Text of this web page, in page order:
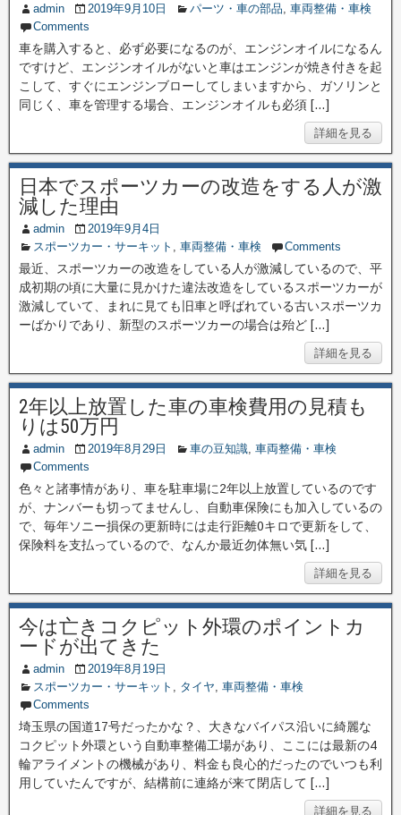
admin 2019年9月10日 パーツ・車の部品, 車両整備・車検
Comments
車を購入すると、必ず必要になるのが、エンジンオイルになるん
ですけど、エンジンオイルがないと車はエンジンが焼き付きを起
こして、すぐにエンジンブローしてしまいますから、ガソリンと
同じく、車を管理する場合、エンジンオイルも必須 […]
詳細を見る
日本でスポーツカーの改造をする人が激
減した理由
admin
2019年9月4日
スポーツカー・サーキット , 車両整備・車検 Comments
最近、スポーツカーの改造をしている人が激減しているので、平
成初期の頃に大量に見かけた違法改造をしているスポーツカーが
激減していて、まれに見ても旧車と呼ばれている古いスポーツカ
ーばかりであり、新型のスポーツカーの場合は殆ど […]
詳細を見る
2年以上放置した車の車検費用の見積も
りは50万円
admin 2019年8月29日 車の豆知識, 車両整備・車検
Comments
色々と諸事情があり、車を駐車場に2年以上放置しているのです
が、ナンバーも切ってませんし、自動車保険にも加入しているの
で、毎年ソニー損保の更新時には走行距離0キロで更新をして、
保険料を支払っているので、なんか最近勿体無い気 […]
詳細を見る
今は亡きコクピット外環のポイントカ
ードが出てきた
admin
2019年8月19日
スポーツカー・サーキット , タイヤ, 車両整備・車検
Comments
埼玉県の国道17号だったかな？、大きなバイパス沿いに綺麗な
コクピット外環という自動車整備工場があり、ここには最新の4
輪アライメントの機械があり、料金も良心的だったのでいつも利
用していたんですが、結構前に連絡が来て閉店して […]
詳細を見る